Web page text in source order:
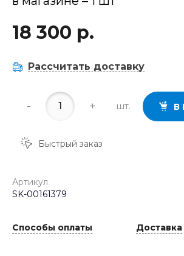
18 300 р.
Рассчитать доставку
- + шт. В
Быстрый заказ
Артикул
SK-00161379
Способы оплаты Доставка